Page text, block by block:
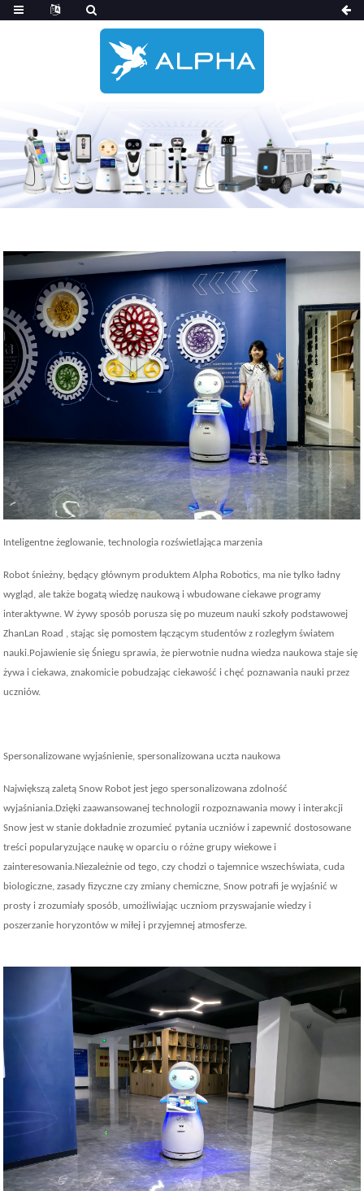
Inteligentne żeglowanie, technologia rozświetlająca marzenia
Robot śnieżny, będący głównym produktem Alpha Robotics, ma nie tylko ładny
wygląd, ale także bogatą wiedzę naukową i wbudowane ciekawe programy
interaktywne. W żywy sposób porusza się po muzeum nauki szkoły podstawowej
ZhanLan Road , stając się pomostem łączącym studentów z rozległym światem
nauki.Pojawienie się Śniegu sprawia, że ​​pierwotnie nudna wiedza naukowa staje się
żywa i ciekawa, znakomicie pobudzając ciekawość i chęć poznawania nauki przez
uczniów.
Spersonalizowane wyjaśnienie, spersonalizowana uczta naukowa
Największą zaletą Snow Robot jest jego spersonalizowana zdolność
wyjaśniania.Dzięki zaawansowanej technologii rozpoznawania mowy i interakcji
Snow jest w stanie dokładnie zrozumieć pytania uczniów i zapewnić dostosowane
treści popularyzujące naukę w oparciu o różne grupy wiekowe i
zainteresowania.Niezależnie od tego, czy chodzi o tajemnice wszechświata, cuda
biologiczne, zasady fizyczne czy zmiany chemiczne, Snow potrafi je wyjaśnić w
prosty i zrozumiały sposób, umożliwiając uczniom przyswajanie wiedzy i
poszerzanie horyzontów w miłej i przyjemnej atmosferze.